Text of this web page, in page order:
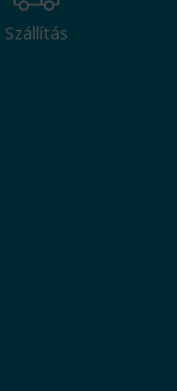
Szállítás